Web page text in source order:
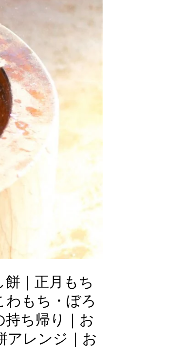
｜正月もち
わもち・ぼろ
ち帰り｜お
アレンジ｜お